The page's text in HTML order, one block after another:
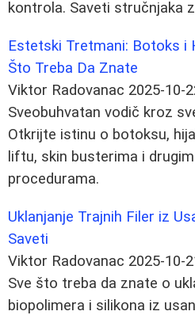
kontrola. Saveti stručnjaka
Estetski Tretmani: Botoks i
Što Treba Da Znate
Viktor Radovanac 2025-10-
Sveobuhvatan vodič kroz
Otkrijte istinu o botoksu,
liftu, skin busterima i
procedurama.
Uklanjanje Trajnih Filer iz
Saveti
Viktor Radovanac 2025-10-
Sve što treba da znate o
biopolimera i silikona iz